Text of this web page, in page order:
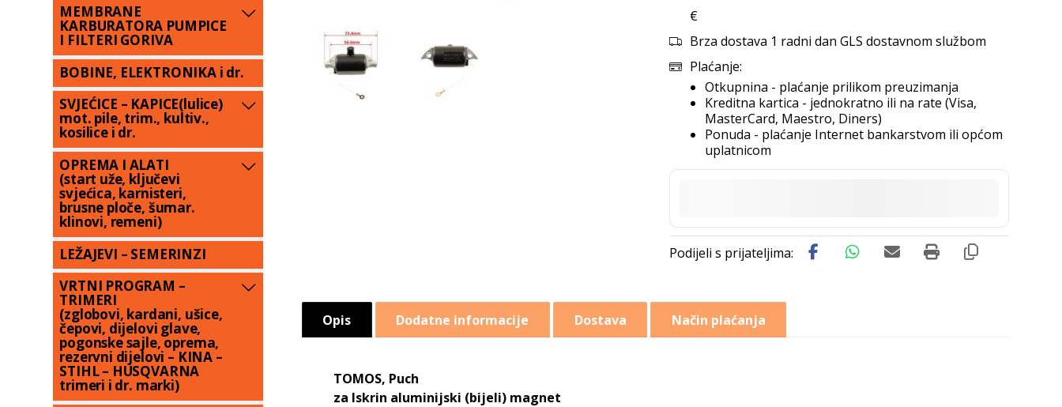
€
Brza dostava 1 radni dan GLS dostavnom službom
Plaćanje:
Otkupnina - plaćanje prilikom preuzimanja
Kreditna kartica - jednokratno ili na rate (Visa,
MasterCard, Maestro, Diners)
Ponuda - plaćanje Internet bankarstvom ili općom
uplatnicom
Opis Dodatne informacije Dostava Način plaćanja
TOMOS, Puch
za Iskrin aluminijski (bijeli) magnet
MEMBRANE
KARBURATORA PUMPICE
I FILTERI GORIVA
BOBINE, ELEKTRONIKA i dr.
SVJEĆICE – KAPICE(lulice)
mot. pile, trim., kultiv.,
kosilice i dr.
OPREMA I ALATI
(start uže, ključevi
svjećica, karnisteri,
brusne ploče, šumar.
klinovi, remeni)
LEŽAJEVI – SEMERINZI
VRTNI PROGRAM –
TRIMERI
(zglobovi, kardani, ušice,
čepovi, dijelovi glave,
pogonske sajle, oprema,
rezervni dijelovi – KINA –
STIHL – HUSQVARNA
trimeri i dr. marki)